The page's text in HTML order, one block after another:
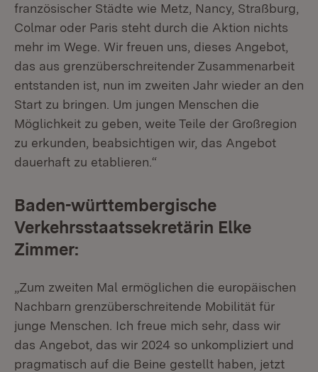
französischer Städte wie Metz, Nancy, Straßburg,
Colmar oder Paris steht durch die Aktion nichts
mehr im Wege. Wir freuen uns, dieses Angebot,
das aus grenzüberschreitender Zusammenarbeit
entstanden ist, nun im zweiten Jahr wieder an den
Start zu bringen. Um jungen Menschen die
Möglichkeit zu geben, weite Teile der Großregion
zu erkunden, beabsichtigen wir, das Angebot
dauerhaft zu etablieren.“
Baden-württembergische
Verkehrsstaatssekretärin Elke
Zimmer:
„Zum zweiten Mal ermöglichen die europäischen
Nachbarn grenzüberschreitende Mobilität für
junge Menschen. Ich freue mich sehr, dass wir
das Angebot, das wir 2024 so unkompliziert und
pragmatisch auf die Beine gestellt haben, jetzt